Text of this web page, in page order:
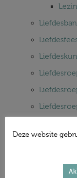
Login
Mijn
Deze website